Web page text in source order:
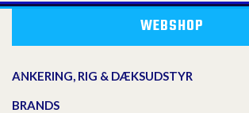
WEBSHOP
ANKERING, RIG & DÆKSUDSTYR
BRANDS